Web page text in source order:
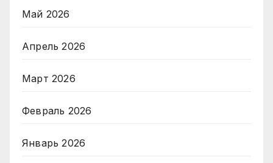
Май 2026
Апрель 2026
Март 2026
Февраль 2026
Январь 2026